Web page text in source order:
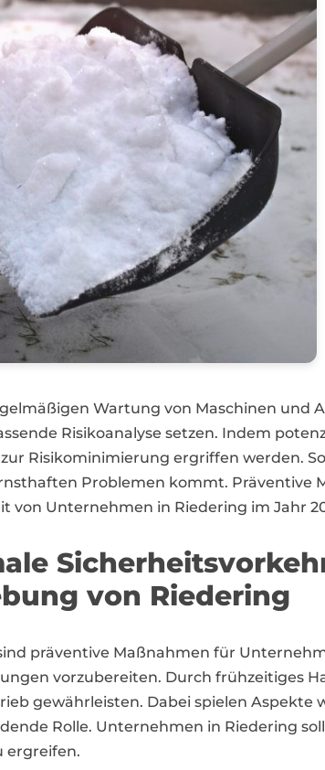
Wartung von Maschinen und
Risikoanalyse setzen. Indem
Risikominimierung ergriffen werden.
Problemen kommt.
von Unternehmen in Riedering im Jahr
von Riedering
präventive Maßnahmen für
vorzubereiten. Durch frühzeitiges
gewährleisten. Dabei spielen
Rolle. Unternehmen in Riedering
ergreifen.